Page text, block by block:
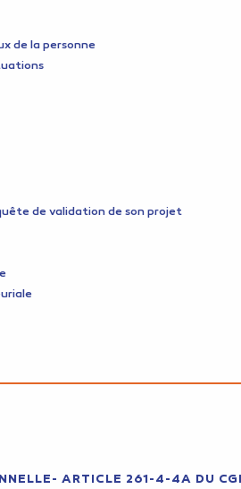
de la personne
de validation de son projet
ARTICLE 261-4-4A DU